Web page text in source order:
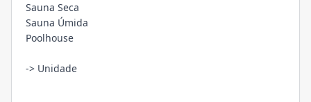
Sauna Seca
Sauna Úmida
Poolhouse
-> Unidade